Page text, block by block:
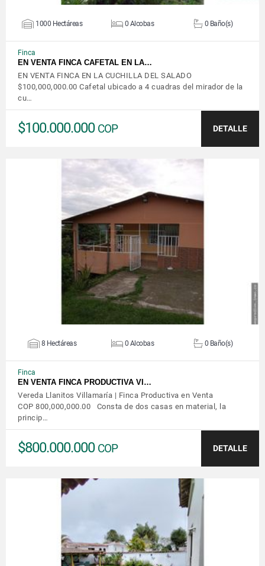
1000 Hectáreas 0 Alcobas 0 Baño(s)
Finca
EN VENTA FINCA CAFETAL EN LA…
EN VENTA FINCA EN LA CUCHILLA DEL SALADO
$100,000,000.00 Cafetal ubicado a 4 cuadras del mirador de la
cu…
$100.000.000 COP DETALLE
VER DETALLES
8 Hectáreas 0 Alcobas 0 Baño(s)
Finca
EN VENTA FINCA PRODUCTIVA VI…
Vereda Llanitos Villamaría | Finca Productiva en Venta
COP 800,000,000.00 Consta de dos casas en material, la
princip…
$800.000.000 COP DETALLE
VER DETALLES